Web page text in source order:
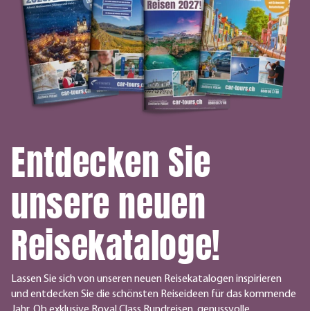
Entdecken Sie
unsere neuen
Reisekataloge!
Lassen Sie sich von unseren neuen Reisekatalogen inspirieren
und entdecken Sie die schönsten Reiseideen für das kommende